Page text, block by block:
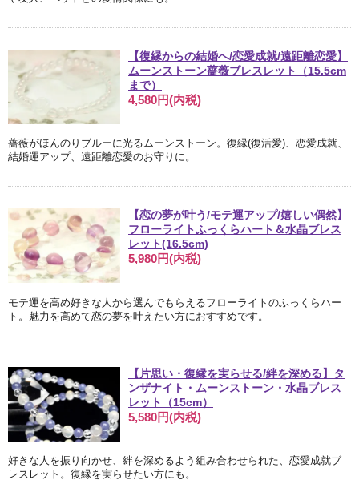
【復縁からの結婚へ/恋愛成就/遠距離恋愛】
ムーンストーン薔薇ブレスレット（15.5cm
まで）
4,580円(内税)
薔薇がほんのりブルーに光るムーンストーン。復縁(復活愛)、恋愛成就、
結婚運アップ、遠距離恋愛のお守りに。
【恋の夢が叶う/モテ運アップ/嬉しい偶然】
フローライトふっくらハート＆水晶ブレス
レット(16.5cm)
5,980円(内税)
モテ運を高め好きな人から選んでもらえるフローライトのふっくらハー
ト。魅力を高めて恋の夢を叶えたい方におすすめです。
【片思い・復縁を実らせる/絆を深める】タ
ンザナイト・ムーンストーン・水晶ブレス
レット（15cm）
5,580円(内税)
好きな人を振り向かせ、絆を深めるよう組み合わせられた、恋愛成就ブ
レスレット。復縁を実らせたい方にも。